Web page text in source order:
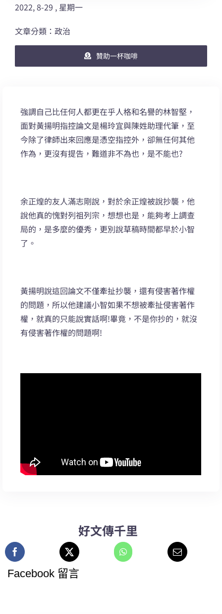
2022, 8-29 , 星期一
文章分類：政治
贊助一杯咖啡
強調自己比任何人都更在乎人格和名譽的林智堅，
面對黃揚明指控論文是楊玲宜與陳姓助理代筆，至
今除了律師出來回應是憑空指控外，卻無任何其他
作為，更沒有提告，難道非不為也，是不能也?
余正煌的友人滿志剛說，對於余正煌被說抄襲，他
說他真的愧對列祖列宗，想想也是，能夠考上調查
局的，是多麼的優秀，更別說草稿時間都早於小智
了。
黃揚明說這回論文不僅牽扯抄襲，還有侵害著作權
的問題，所以他建議小智如果不想被牽扯侵害著作
權，就真的只能說實話啊!畢竟，不是你抄的，就沒
有侵害著作權的問題啊!
好文傳千里
Facebook 留言